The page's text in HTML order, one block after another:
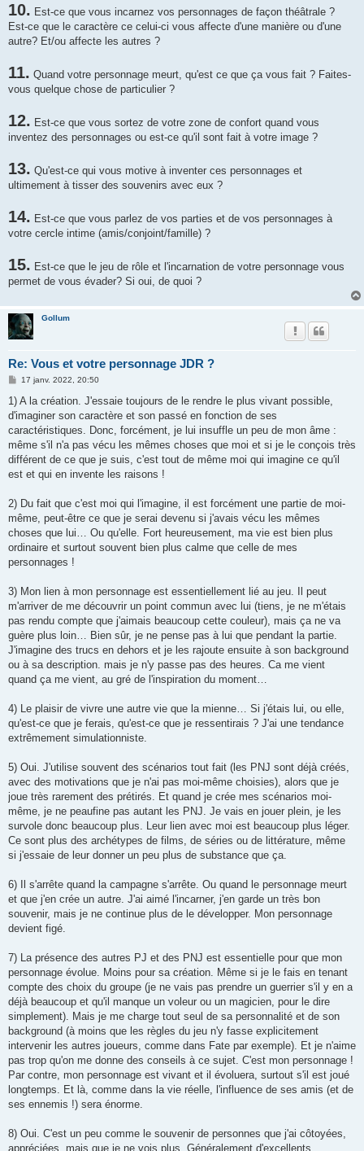
10. Est-ce que vous incarnez vos personnages de façon théâtrale ?
Est-ce que le caractère ce celui-ci vous affecte d'une manière ou d'une
autre? Et/ou affecte les autres ?
11. Quand votre personnage meurt, qu'est ce que ça vous fait ? Faites-
vous quelque chose de particulier ?
12. Est-ce que vous sortez de votre zone de confort quand vous
inventez des personnages ou est-ce qu'il sont fait à votre image ?
13. Qu'est-ce qui vous motive à inventer ces personnages et
ultimement à tisser des souvenirs avec eux ?
14. Est-ce que vous parlez de vos parties et de vos personnages à
votre cercle intime (amis/conjoint/famille) ?
15. Est-ce que le jeu de rôle et l'incarnation de votre personnage vous
permet de vous évader? Si oui, de quoi ?
Gollum
Re: Vous et votre personnage JDR ?
M
s
a
g
17 janv. 2022, 20:50
1) A la création. J'essaie toujours de le rendre le plus vivant possible,
d'imaginer son caractère et son passé en fonction de ses
caractéristiques. Donc, forcément, je lui insuffle un peu de mon âme :
même s'il n'a pas vécu les mêmes choses que moi et si je le conçois très
différent de ce que je suis, c'est tout de même moi qui imagine ce qu'il
est et qui en invente les raisons !
2) Du fait que c'est moi qui l'imagine, il est forcément une partie de moi-
même, peut-être ce que je serai devenu si j'avais vécu les mêmes
choses que lui… Ou qu'elle. Fort heureusement, ma vie est bien plus
ordinaire et surtout souvent bien plus calme que celle de mes
personnages !
3) Mon lien à mon personnage est essentiellement lié au jeu. Il peut
m'arriver de me découvrir un point commun avec lui (tiens, je ne m'étais
pas rendu compte que j'aimais beaucoup cette couleur), mais ça ne va
guère plus loin… Bien sûr, je ne pense pas à lui que pendant la partie.
J'imagine des trucs en dehors et je les rajoute ensuite à son background
ou à sa description. mais je n'y passe pas des heures. Ca me vient
quand ça me vient, au gré de l'inspiration du moment…
4) Le plaisir de vivre une autre vie que la mienne… Si j'étais lui, ou elle,
qu'est-ce que je ferais, qu'est-ce que je ressentirais ? J'ai une tendance
extrêmement simulationniste.
5) Oui. J'utilise souvent des scénarios tout fait (les PNJ sont déjà créés,
avec des motivations que je n'ai pas moi-même choisies), alors que je
joue très rarement des prétirés. Et quand je crée mes scénarios moi-
même, je ne peaufine pas autant les PNJ. Je vais en jouer plein, je les
survole donc beaucoup plus. Leur lien avec moi est beaucoup plus léger.
Ce sont plus des archétypes de films, de séries ou de littérature, même
si j'essaie de leur donner un peu plus de substance que ça.
6) Il s'arrête quand la campagne s'arrête. Ou quand le personnage meurt
et que j'en crée un autre. J'ai aimé l'incarner, j'en garde un très bon
souvenir, mais je ne continue plus de le développer. Mon personnage
devient figé.
7) La présence des autres PJ et des PNJ est essentielle pour que mon
personnage évolue. Moins pour sa création. Même si je le fais en tenant
compte des choix du groupe (je ne vais pas prendre un guerrier s'il y en a
déjà beaucoup et qu'il manque un voleur ou un magicien, pour le dire
simplement). Mais je me charge tout seul de sa personnalité et de son
background (à moins que les règles du jeu n'y fasse explicitement
intervenir les autres joueurs, comme dans Fate par exemple). Et je n'aime
pas trop qu'on me donne des conseils à ce sujet. C'est mon personnage !
Par contre, mon personnage est vivant et il évoluera, surtout s'il est joué
longtemps. Et là, comme dans la vie réelle, l'influence de ses amis (et de
ses ennemis !) sera énorme.
8) Oui. C'est un peu comme le souvenir de personnes que j'ai côtoyées,
appréciées, mais que je ne vois plus. Généralement d'excellents